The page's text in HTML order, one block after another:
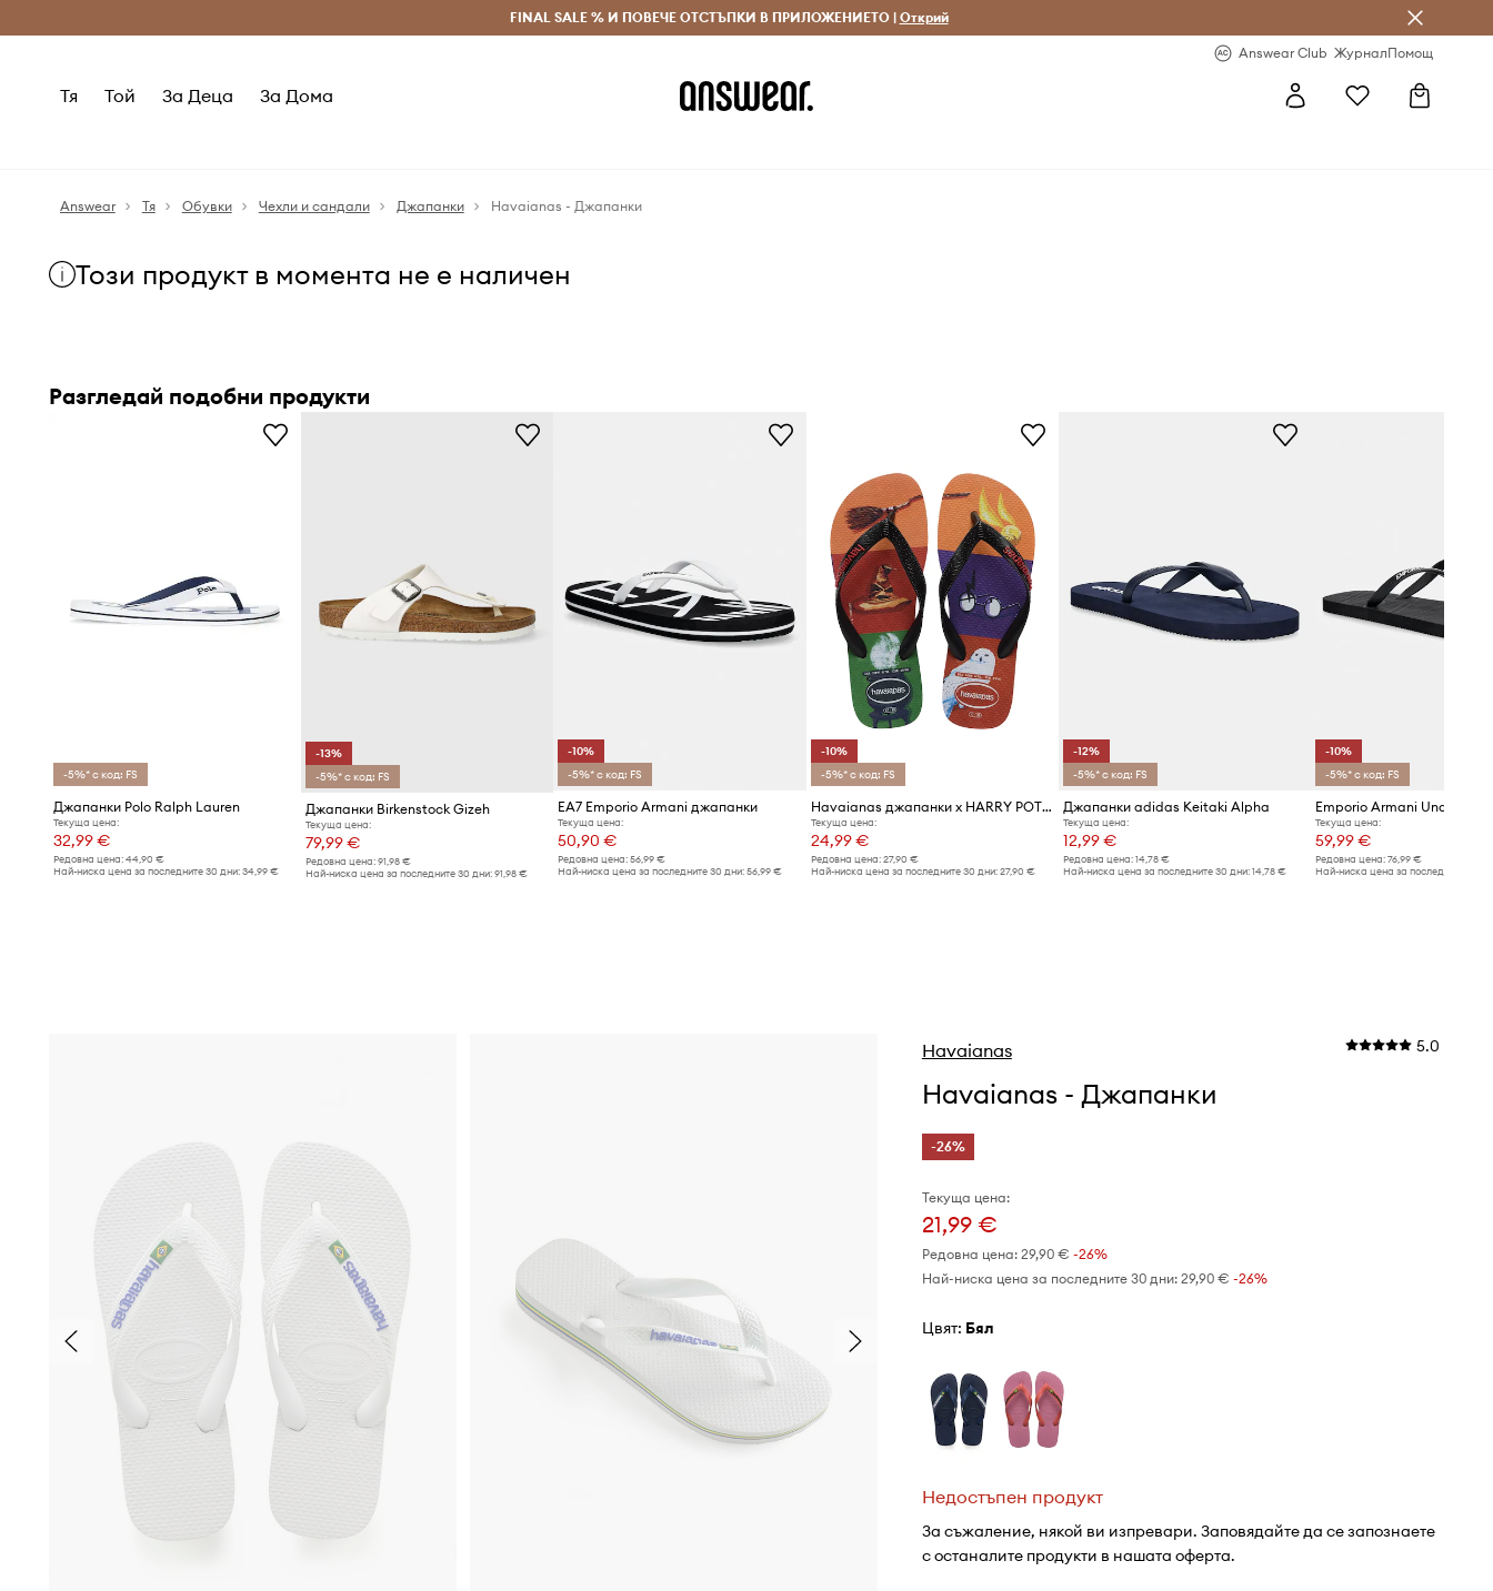
Безплатни доставка и връщане за поръчки над 70 EUR Доставка 1-5 дни
FINAL SALE % И ПОВЕЧЕ ОТСТЪПКИ В ПРИЛОЖЕНИЕТО | Открий
Answear Club ЖурналПомощ
Тя Той За Деца За Дома
Answear Тя Обувки Чехли и сандали Джапанки Havaianas - Джапанки
Този продукт в момента не е наличен
Разгледай подобни продукти
-5%* с код: FS
Джапанки Polo Ralph Lauren
Текуща цена:
32,99 €
Редовна цена: 44,90 €
Най-ниска цена за последните 30 дни: 34,99 €
-13%
-5%* с код: FS
Джапанки Birkenstock Gizeh
Текуща цена:
79,99 €
Редовна цена:91,98 €
Най-ниска цена за последните 30 дни:91,98 €
-10%
-5%* с код: FS
EA7 Emporio Armani джапанки
Текуща цена:
50,90 €
Редовна цена: 56,99 €
Най-ниска цена за последните 30 дни: 56,99 €
-10%
-5%* с код: FS
Havaianas джапанки x HARRY POTTER
Текуща цена:
24,99 €
Редовна цена: 27,90 €
Най-ниска цена за последните 30 дни: 27,90 €
-12%
-5%* с код: FS
Джапанки adidas Keitaki Alpha
Текуща цена:
12,99 €
Редовна цена:14,78 €
Най-ниска цена за последните 30 дни:14,78 €
-10%
-5%* с код: FS
Текуща цена:
59,99 €
Редовна цена: 76,99 €
Най-ниска цена за последните 30
Havaianas 5.0
Havaianas - Джапанки
-26%
Текуща цена:
21,99 €
Редовна цена: 29,90 € -26%
Най-ниска цена за последните 30 дни: 29,90 € -26%
Цвят: бял
Недостъпен продукт
За съжаление, някой ви изпревари. Заповядайте да се запознаете
с останалите продукти в нашата оферта.